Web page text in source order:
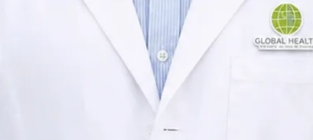
Médico de Clínica Geral e Medicina Familiar